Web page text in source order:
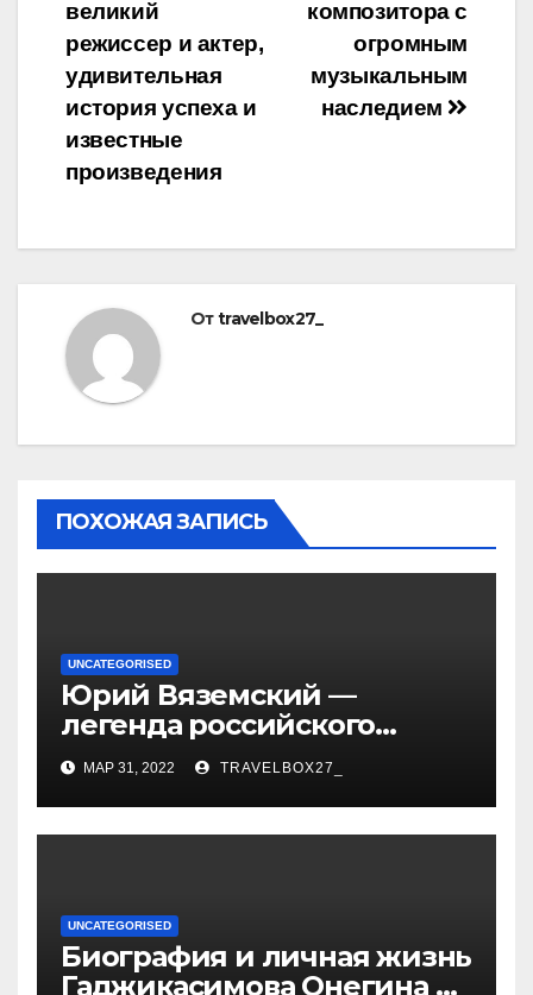
записям
композитора с
огромным
музыкальным
наследием
великий
режиссер и актер,
удивительная
история успеха и
известные
произведения
Отtravelbox27_
ПОХОЖАЯ ЗАПИСЬ
UNCATEGORISED
Юрий Вяземский —
легенда российского
спорта — биография,
достижения и вклад в
развитие гимнастики
МАР 31, 2022 TRAVELBOX27_
UNCATEGORISED
Биография и личная жизнь
Гаджикасимова Онегина —